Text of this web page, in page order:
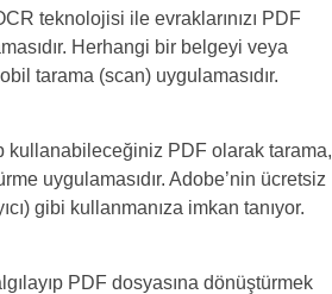
teknolojisi ile evraklarınızı PDF
Herhangi bir belgeyi veya
tarama (scan) uygulamasıdır.
kullanabileceğiniz PDF olarak tarama,
uygulamasıdır. Adobe’nin ücretsiz
gibi kullanmanıza imkan tanıyor.
PDF dosyasına dönüştürmek